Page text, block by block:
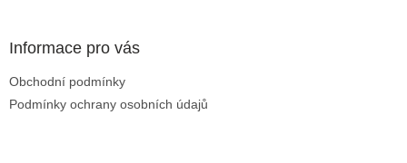
Informace pro vás
Obchodní podmínky
Podmínky ochrany osobních údajů